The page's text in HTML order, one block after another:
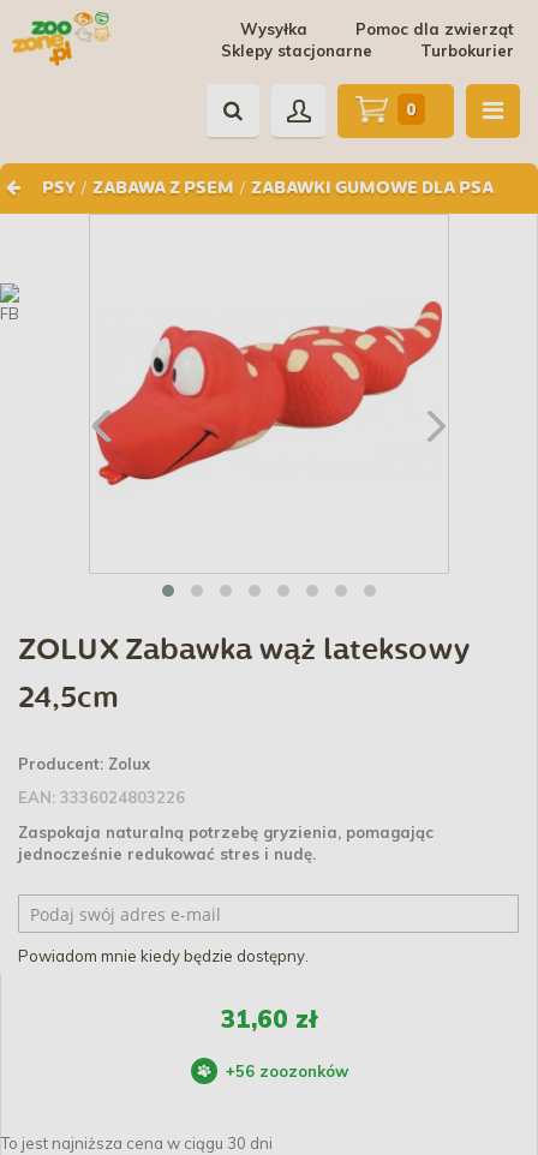
Pomoc dla zwierząt
Wysyłka
Turbokurier
Sklepy stacjonarne
PSY / ZABAWA Z PSEM / ZABAWKI GUMOWE DLA PSA
0
ZOLUX Zabawka wąż lateksowy
24,5cm
Producent: Zolux
EAN: 3336024803226
Zaspokaja naturalną potrzebę gryzienia, pomagając
jednocześnie redukować stres i nudę.
Powiadom mnie kiedy będzie dostępny.
31,60 zł
+56 zoozonków
To jest najniższa cena w ciągu 30 dni